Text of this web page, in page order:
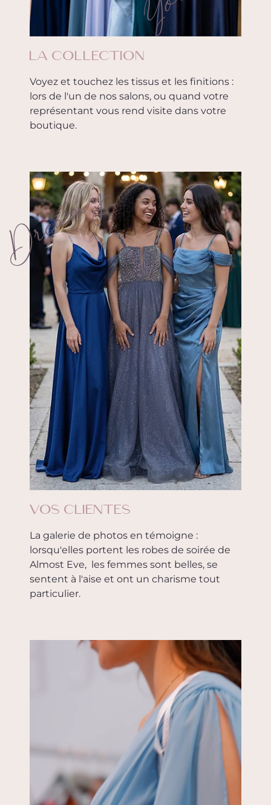
LA COLLECTION
Voyez et touchez les tissus et les finitions :
lors de l'un de nos salons, ou quand votre
représentant vous rend visite dans votre
boutique.
VOS CLIENTES
La galerie de photos en témoigne :
lorsqu'elles portent les robes de soirée de
Almost Eve, les femmes sont belles, se
sentent à l'aise et ont un charisme tout
particulier.